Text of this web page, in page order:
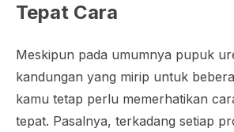
Tepat Cara
Meskipun pada umumnya pupuk
kandungan yang mirip untuk
kamu tetap perlu memerhatikan
tepat. Pasalnya, terkadang setiap